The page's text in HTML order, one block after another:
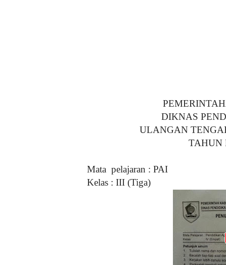
DIKNAS
ULANGAN
TAHUN
Mata pelajaran : PAI
Kelas : III (Tiga)